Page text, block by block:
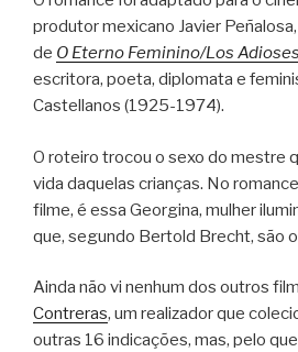
produtor mexicano Javier
de O Eterno Feminino/Los Adioses
escritora, poeta, diplomata e
Castellanos (1925-1974).
O roteiro trocou o sexo do mestre
vida daquelas crianças. No
filme, é essa Georgina, mulher
que, segundo Bertold Brecht, são
Ainda não vi nenhum dos outros
Contreras, um realizador que
outras 16 indicações, mas, pelo